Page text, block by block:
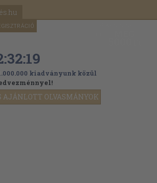
AJÁNLOTT OLVASMÁNYOK
kiadványunk közül